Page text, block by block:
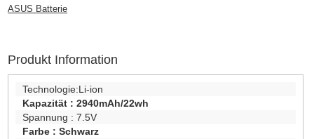
ASUS Batterie
Produkt Information
Technologie:Li-ion
Kapazität :2940mAh/22wh
Spannung :7.5V
Farbe :Schwarz